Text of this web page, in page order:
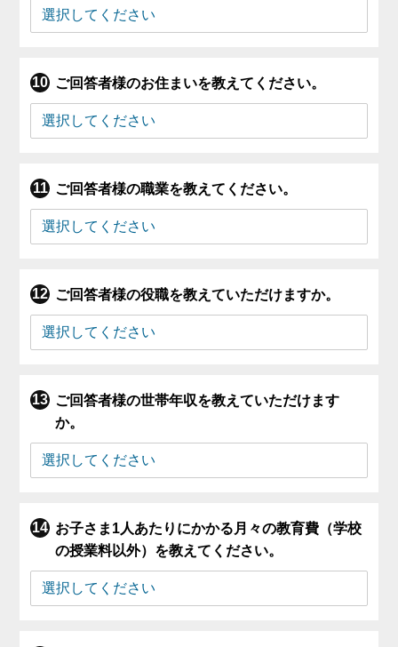
ご回答者様のお住まいを教えてください。
ご回答者様の職業を教えてください。
ご回答者様の役職を教えていただけますか。
ご回答者様の世帯年収を教えていただけます
か。
お子さま1人あたりにかかる月々の教育費（学校
の授業料以外）を教えてください。